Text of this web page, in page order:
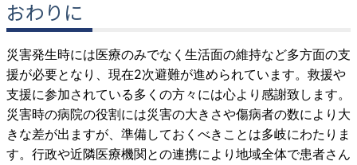
おわりに
災害発生時には医療のみでなく生活面の維持など多方面の支
援が必要となり、現在2次避難が進められています。救援や
支援に参加されている多くの方々には心より感謝致します。
災害時の病院の役割には災害の大きさや傷病者の数により大
きな差が出ますが、準備しておくべきことは多岐にわたりま
す。行政や近隣医療機関との連携により地域全体で患者さん